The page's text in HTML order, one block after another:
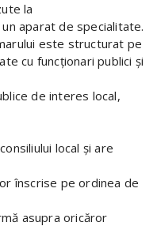
la
aparat de specialitate.
este structurat pe
cu funcţionari publici şi
de interes local,
local şi are
înscrise pe ordinea de
asupra oricăror